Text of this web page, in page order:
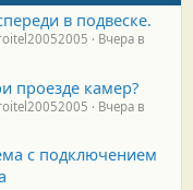
в подвеске.
Вчера в
проезде камер?
Вчера в
с подключением